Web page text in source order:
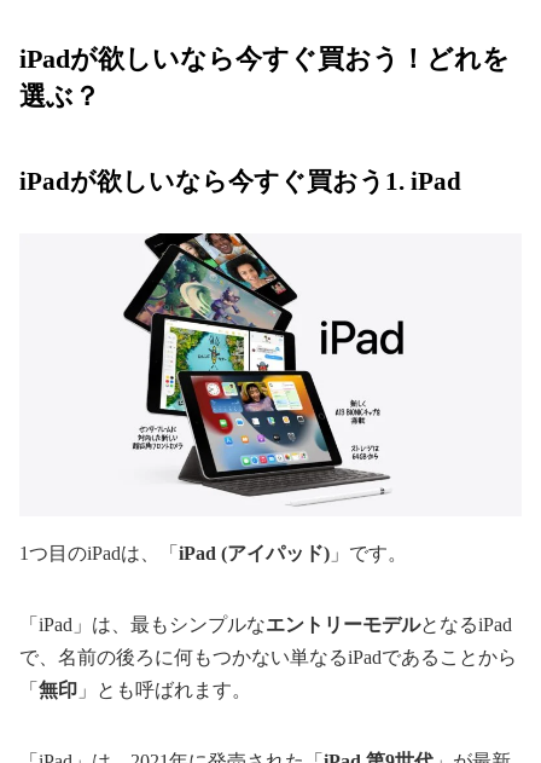
iPadが欲しいなら今すぐ買おう！どれを
選ぶ？
iPadが欲しいなら今すぐ買おう1. iPad
1つ目のiPadは、「 iPad (アイパッド) 」です。
「iPad」は、最もシンプルなエントリーモデルとなるiPad
で、名前の後ろに何もつかない単なるiPadであることから
「 無印 」とも呼ばれます。